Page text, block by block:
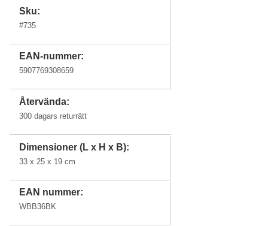
Sku:
#735
EAN-nummer:
5907769308659
Återvända:
300 dagars returrätt
Dimensioner (L x H x B):
33 x 25 x 19 cm
EAN nummer:
WBB36BK